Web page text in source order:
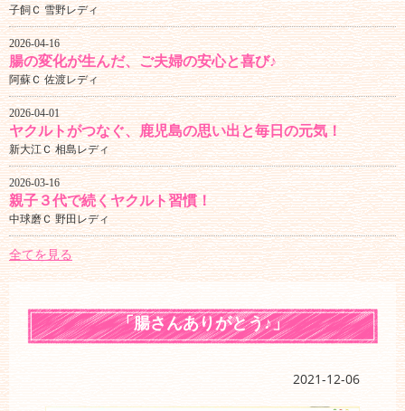
子飼Ｃ 雪野レディ
2026-04-16
腸の変化が生んだ、ご夫婦の安心と喜び♪
阿蘇Ｃ 佐渡レディ
2026-04-01
ヤクルトがつなぐ、鹿児島の思い出と毎日の元気！
新大江Ｃ 相島レディ
2026-03-16
親子３代で続くヤクルト習慣！
中球磨Ｃ 野田レディ
全てを見る
「腸さんありがとう♪」
2021-12-06